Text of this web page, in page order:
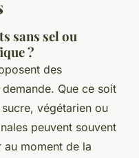
sans sel ou
?
des
Que ce soit
végétarien ou
peuvent souvent
au moment de la